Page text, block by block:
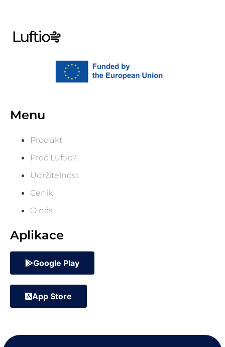
Menu
Produkt
Proč Luftio?
Udržitelnost
Ceník
O nás
Aplikace
Google Play
App Store